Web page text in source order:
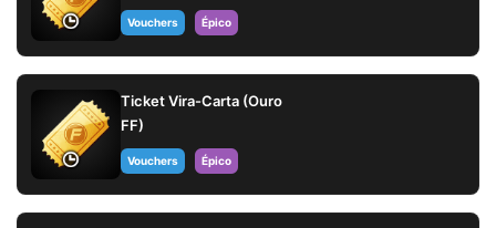
Vouchers Épico
Ticket Vira-Carta (Ouro
FF)
Vouchers Épico